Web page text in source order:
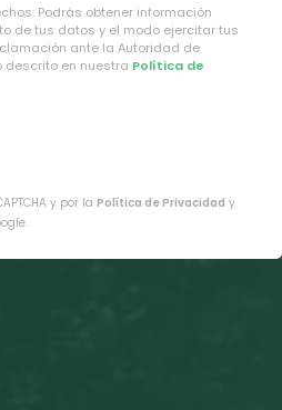
Podrás obtener información
de tus datos y el modo ejercitar tus
ante la Autoridad de
descrito en nuestra Política de
y por la Política de Privacidad y